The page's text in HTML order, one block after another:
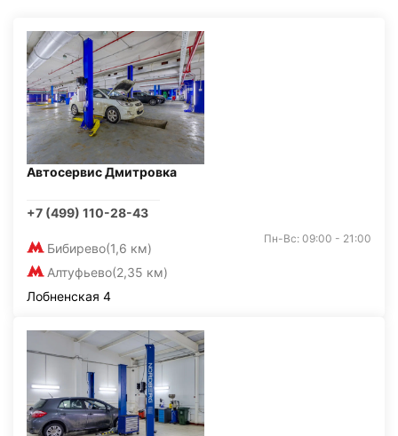
Автосервис Дмитровка
+7 (499) 110-28-43
Бибирево(1,6 км)
Алтуфьево(2,35 км)
Пн-Вс: 09:00 - 21:00
Лобненская 4